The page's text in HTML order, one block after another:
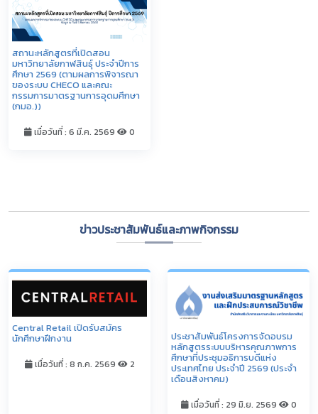
สถานะหลักสูตรที่เปิดสอน
มหาวิทยาลัยกาฬสินธุ์ ประจำปีการ
ศึกษา 2569 (ตามผลการพิจารณา
ของระบบ CHECO และคณะ
กรรมการมาตรฐานการอุดมศึกษา
(กมอ.))
เมื่อวันที่ : 6 มี.ค. 2569 0
ข่าวประชาสัมพันธ์และภาพกิจกรรม
Central Retail เปิดรับสมัคร
นักศึกษาฝึกงาน
เมื่อวันที่ : 8 ก.ค. 2569 2
ประชาสัมพันธ์โครงการจัดอบรม
หลักสูตรระบบบริหารคุณภาพการ
ศึกษาที่ประชุมอธิการบดีแห่ง
ประเทศไทย ประจำปี 2569 (ประจำ
เดือนสิงหาคม)
เมื่อวันที่ : 29 มิ.ย. 2569 0